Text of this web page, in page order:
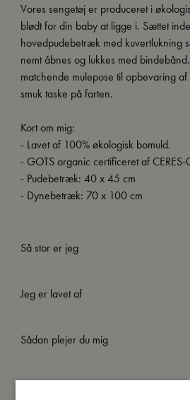
Vores sengetøj er produceret i
blødt for din baby at ligge i. Sættet
hovedpudebetræk med kuvertlukning
nemt åbnes og lukkes med
matchende mulepose til opbevaring
smuk taske på farten.
Kort om mig:
- Lavet af 100% økologisk bomuld.
- GOTS organic certificeret af
- Pudebetræk: 40 x 45 cm
- Dynebetræk: 70 x 100 cm
Så stor er jeg
Jeg er lavet af
Sådan plejer du mig